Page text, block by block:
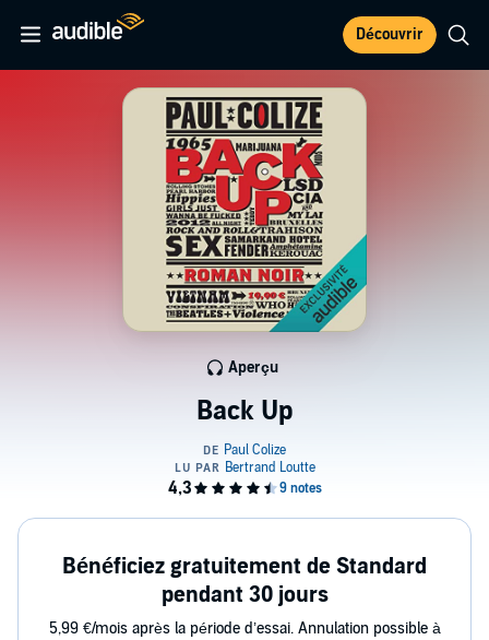
Découvrir
Back Up
Aperçu
Bénéficiez gratuitement de Standard
pendant 30 jours
5,99 €/mois après la période d’essai. Annulation possible à